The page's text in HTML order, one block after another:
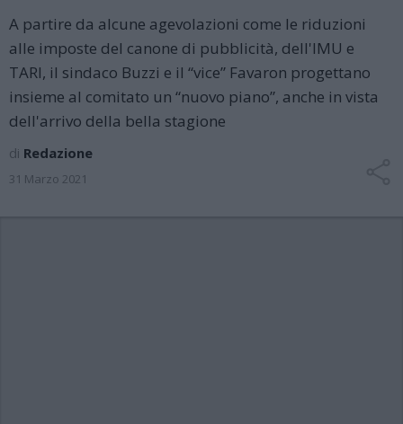
A partire da alcune agevolazioni come le riduzioni
alle imposte del canone di pubblicità, dell'IMU e
TARI, il sindaco Buzzi e il “vice” Favaron progettano
insieme al comitato un “nuovo piano”, anche in vista
dell'arrivo della bella stagione
di Redazione
31 Marzo 2021